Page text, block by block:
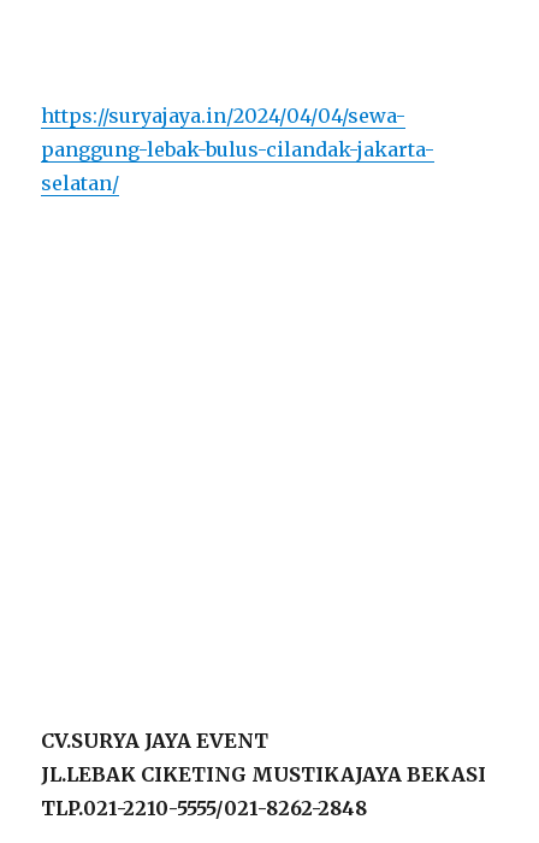
https://suryajaya.in/2024/04/04/sewa-
panggung-lebak-bulus-cilandak-jakarta-
selatan/
CV.SURYA JAYA EVENT
JL.LEBAK CIKETING MUSTIKAJAYA BEKASI
TLP.021-2210-5555/021-8262-2848